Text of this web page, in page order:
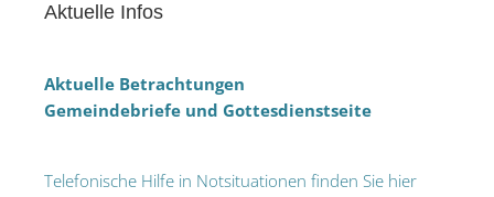
Aktuelle Infos
Aktuelle Betrachtungen
Gemeindebriefe und Gottesdienstseite
Telefonische Hilfe in Notsituationen finden Sie hier